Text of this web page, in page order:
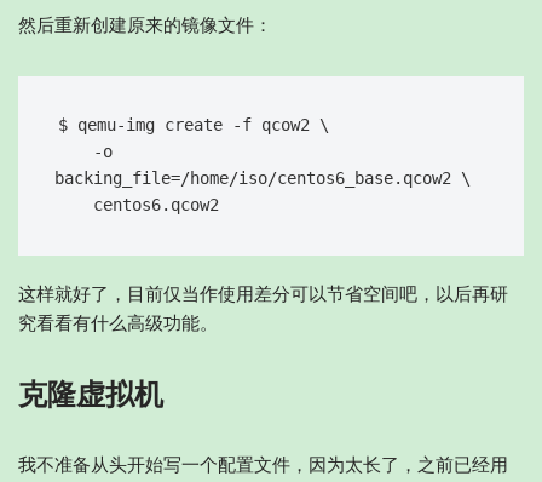
然后重新创建原来的镜像文件：
$ qemu-img create -f qcow2 \
backing_file=/home/iso/centos6_base.qcow2 \
这样就好了，目前仅当作使用差分可以节省空间吧，以后再研
究看看有什么高级功能。
克隆虚拟机
我不准备从头开始写一个配置文件，因为太长了，之前已经用